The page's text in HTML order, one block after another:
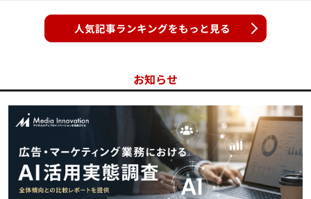
人気記事ランキングをもっと見る
お知らせ